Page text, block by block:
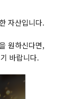
자산입니다.
원하신다면,
바랍니다.